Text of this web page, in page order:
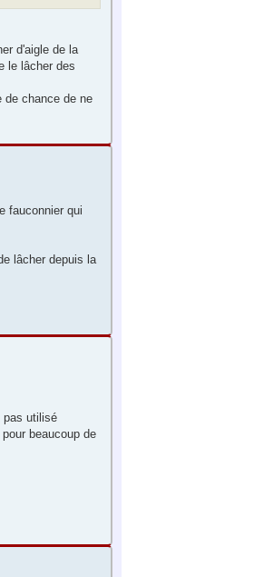
d'aigle de la
le lâcher des
de chance de ne
fauconnier qui
lâcher depuis la
pas utilisé
beaucoup de